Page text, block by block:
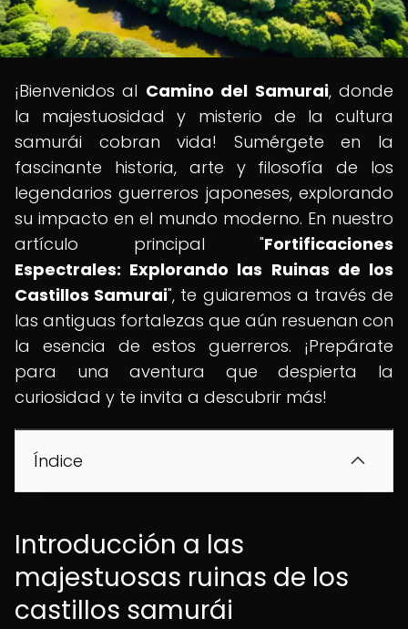
¡Bienvenidos al Camino del Samurai, donde
la majestuosidad y misterio de la cultura
samurái cobran vida! Sumérgete en la
fascinante historia, arte y filosofía de los
legendarios guerreros japoneses, explorando
su impacto en el mundo moderno. En nuestro
artículo principal "Fortificaciones
Espectrales: Explorando las Ruinas de los
Castillos Samurai", te guiaremos a través de
las antiguas fortalezas que aún resuenan con
la esencia de estos guerreros. ¡Prepárate
para una aventura que despierta la
curiosidad y te invita a descubrir más!
Índice
Introducción a las
majestuosas ruinas de los
castillos samurái